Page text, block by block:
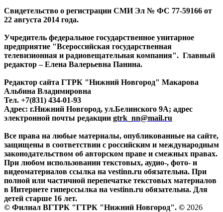
Свидетельство о регистрации СМИ Эл № ФС 77-59166 от
22 августа 2014 года.
Учредитель федеральное государственное унитарное
предприятие "Всероссийская государственная
телевизионная и радиовещательная компания". Главный
редактор – Елена Валерьевна Панина.
Редактор сайта ГТРК "Нижний Новгород" Макарова
Альбина Владимировна
Тел. +7(831) 434-01-93
Адрес: г.Нижний Новгород, ул.Белинского 9А; адрес
электронной почты редакции gtrk_nn@mail.ru
Все права на любые материалы, опубликованные на сайте,
защищены в соответствии с российским и международным
законодательством об авторском праве и смежных правах.
При любом использовании текстовых, аудио-, фото- и
видеоматериалов ссылка на vestinn.ru обязательна. При
полной или частичной перепечатке текстовых материалов
в Интернете гиперссылка на vestinn.ru обязательна. Для
детей старше 16 лет.
© Филиал ВГТРК "ГТРК "Нижний Новгород". © 2026